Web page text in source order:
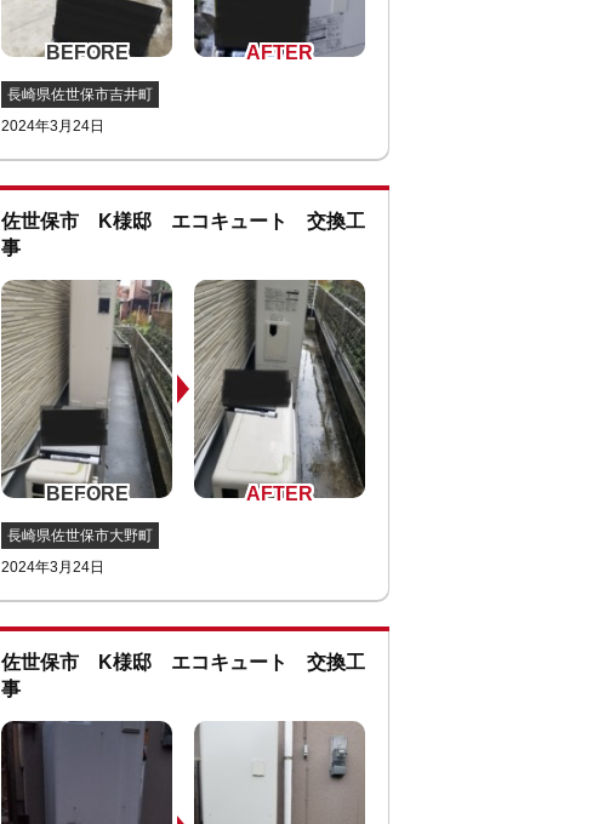
長崎県佐世保市吉井町
2024年3月24日
佐世保市 K様邸 エコキュート 交換工
事
長崎県佐世保市大野町
2024年3月24日
佐世保市 K様邸 エコキュート 交換工
事